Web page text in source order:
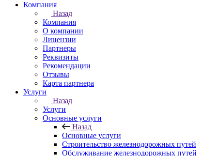
Компания
Назад
Компания
О компании
Лицензии
Партнеры
Реквизиты
Рекомендации
Отзывы
Карта партнера
Услуги
Назад
Услуги
Основные услуги
Назад
Основные услуги
Строительство железнодорожных путей
Обслуживание железнодорожных путей